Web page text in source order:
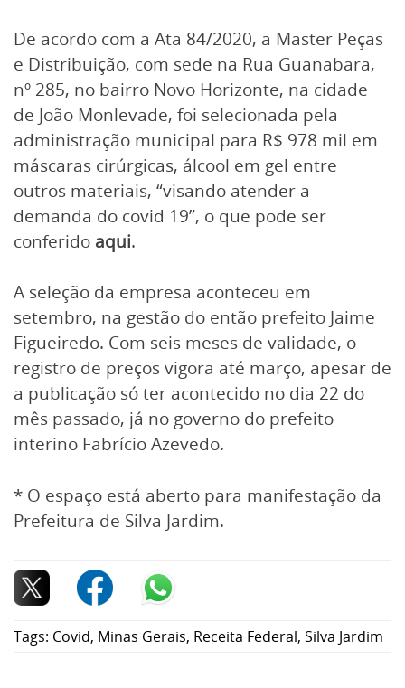
De acordo com a Ata 84/2020, a Master Peças
e Distribuição, com sede na Rua Guanabara,
nº 285, no bairro Novo Horizonte, na cidade
de João Monlevade, foi selecionada pela
administração municipal para R$ 978 mil em
máscaras cirúrgicas, álcool em gel entre
outros materiais, “visando atender a
demanda do covid 19”, o que pode ser
conferido aqui.
A seleção da empresa aconteceu em
setembro, na gestão do então prefeito Jaime
Figueiredo. Com seis meses de validade, o
registro de preços vigora até março, apesar de
a publicação só ter acontecido no dia 22 do
mês passado, já no governo do prefeito
interino Fabrício Azevedo.
* O espaço está aberto para manifestação da
Prefeitura de Silva Jardim.
Tags: Covid, Minas Gerais, Receita Federal, Silva Jardim